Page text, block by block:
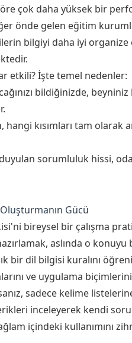
çok daha yüksek bir
önde gelen eğitim
bilgiyi daha iyi organize
etkili? İşte temel nedenler:
bildiğinizde,
kısımları tam olarak
duyulan sorumluluk hissi,
Gücü
bireysel bir çalışma
aslında o konuyu
bir dil bilgisi kuralını
ve uygulama
sadece kelime
inceleyerek kendi
içindeki kullanımını